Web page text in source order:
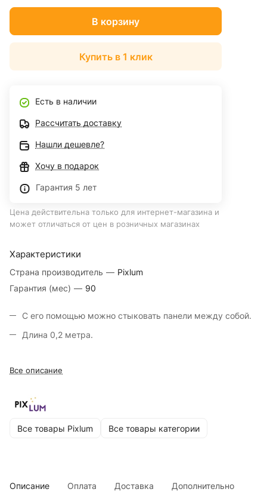
Характеристики
Страна производитель — Pixlum
Гарантия (мес) — 90
С его помощью можно стыковать панели между собой.
Длина 0,2 метра.
Все описание
Все товары Pixlum Все товары категории
В корзину
Купить в 1 клик
Есть в наличии
Рассчитать доставку
Нашли дешевле?
Хочу в подарок
Гарантия 5 лет
Цена действительна только для интернет-магазина и
может отличаться от цен в розничных магазинах
Описание Оплата Доставка Дополнительно